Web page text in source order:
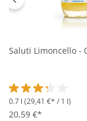
Saluti Limoncello -
Durchschnittliche
0.7 l (29,41 €* / 1 l)
20,59 €*